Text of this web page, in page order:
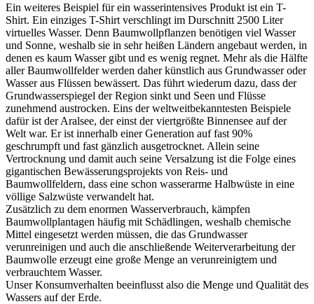
Ein weiteres Beispiel für ein wasserintensives Produkt ist ein T-
Shirt. Ein einziges T-Shirt verschlingt im Durschnitt 2500 Liter
virtuelles Wasser. Denn Baumwollpflanzen benötigen viel Wasser
und Sonne, weshalb sie in sehr heißen Ländern angebaut werden, in
denen es kaum Wasser gibt und es wenig regnet. Mehr als die Hälfte
aller Baumwollfelder werden daher künstlich aus Grundwasser oder
Wasser aus Flüssen bewässert. Das führt wiederum dazu, dass der
Grundwasserspiegel der Region sinkt und Seen und Flüsse
zunehmend austrocken. Eins der weltweitbekanntesten Beispiele
dafür ist der Aralsee, der einst der viertgrößte Binnensee auf der
Welt war. Er ist innerhalb einer Generation auf fast 90%
geschrumpft und fast gänzlich ausgetrocknet. Allein seine
Vertrocknung und damit auch seine Versalzung ist die Folge eines
gigantischen Bewässerungsprojekts von Reis- und
Baumwollfeldern, dass eine schon wasserarme Halbwüste in eine
völlige Salzwüste verwandelt hat.
Zusätzlich zu dem enormen Wasserverbrauch, kämpfen
Baumwollplantagen häufig mit Schädlingen, weshalb chemische
Mittel eingesetzt werden müssen, die das Grundwasser
verunreinigen und auch die anschließende Weiterverarbeitung der
Baumwolle erzeugt eine große Menge an verunreinigtem und
verbrauchtem Wasser.
Unser Konsumverhalten beeinflusst also die Menge und Qualität des
Wassers auf der Erde.